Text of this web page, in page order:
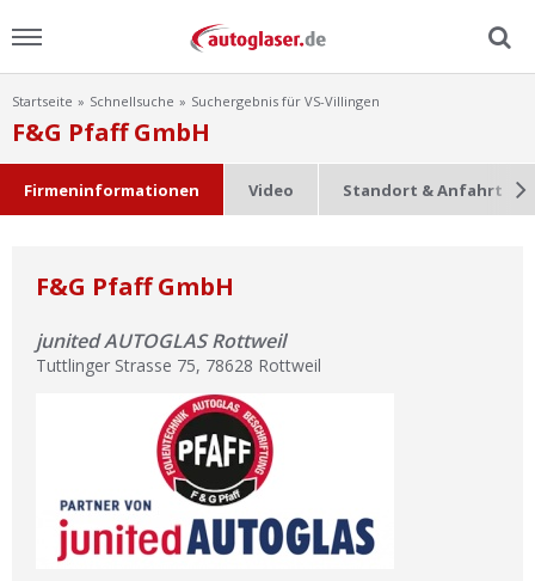
Menu
Home
Ratgeber
Scheibensuche
Ist Ihre Werkstatt schon dabei?
Startseite Schnellsuche Suchergebnis für VS-Villingen
F&G Pfaff GmbH
Firmeninformationen Video Standort & Anfahrt
F&G Pfaff GmbH
junited AUTOGLAS Rottweil
Tuttlinger Strasse 75, 78628 Rottweil